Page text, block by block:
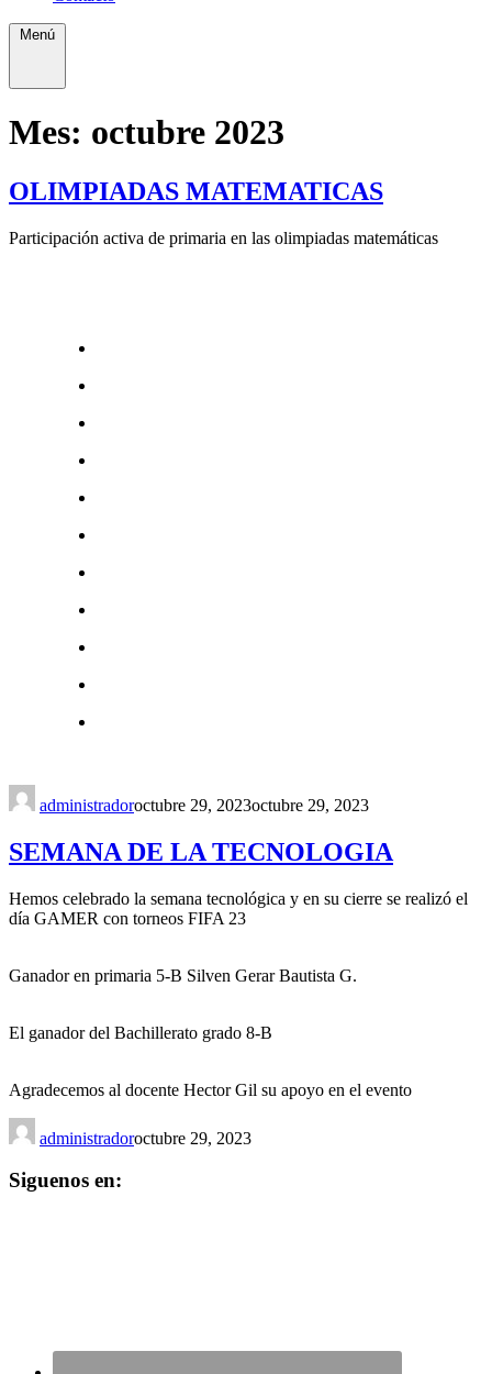
Menú
Mes: octubre 2023
OLIMPIADAS MATEMATICAS
Participación activa de primaria en las olimpiadas matemáticas
administradoroctubre 29, 2023octubre 29, 2023
SEMANA DE LA TECNOLOGIA
Hemos celebrado la semana tecnológica y en su cierre se realizó el
día GAMER con torneos FIFA 23
Ganador en primaria 5-B Silven Gerar Bautista G.
El ganador del Bachillerato grado 8-B
Agradecemos al docente Hector Gil su apoyo en el evento
administradoroctubre 29, 2023
Siguenos en: